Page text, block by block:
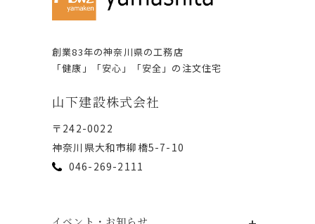
創業83年の神奈川県の⼯務店
「健康」「安⼼」「安全」の注⽂住宅
⼭下建設株式会社
〒242-0022
神奈川県⼤和市柳橋5-7-10
046-269-2111
イベント・お知らせ